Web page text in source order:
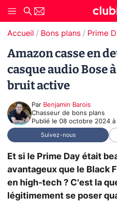
Accueil Bons plans Prime
Amazon casse en
casque audio Bose
bruit active
Par Benjamin Barois
Chasseur de bons plans
Publié le 08 octobre 2024 à
Suivez-nous
Et si le Prime Day était
avantageux que le Black
en high-tech ? C'est la
légitimement se poser